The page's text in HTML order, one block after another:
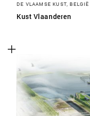
DE VLAAMSE KUST, BELGIË
Kust Vlaanderen